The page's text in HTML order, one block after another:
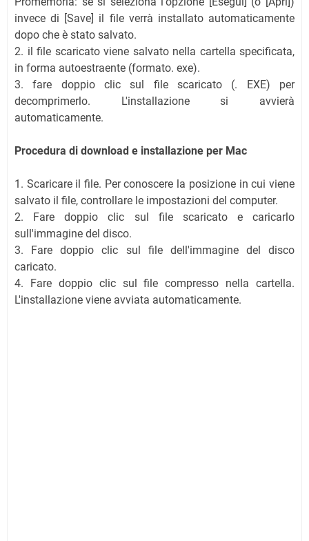
invece di [Save] il file verrà installato automaticamente
dopo che è stato salvato.
2. il file scaricato viene salvato nella cartella specificata,
in forma autoestraente (formato. exe).
3. fare doppio clic sul file scaricato (. EXE) per
decomprimerlo. L'installazione si avvierà
automaticamente.
Procedura di download e installazione per Mac
1. Scaricare il file. Per conoscere la posizione in cui viene
salvato il file, controllare le impostazioni del computer.
2. Fare doppio clic sul file scaricato e caricarlo
sull'immagine del disco.
3. Fare doppio clic sul file dell'immagine del disco
caricato.
4. Fare doppio clic sul file compresso nella cartella.
L'installazione viene avviata automaticamente.